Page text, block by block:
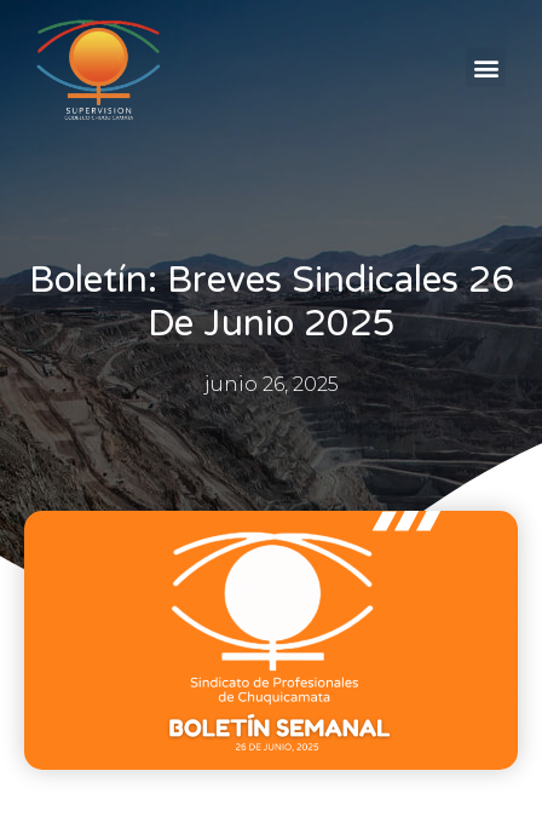
Boletín: Breves Sindicales 26
De Junio 2025
junio 26, 2025